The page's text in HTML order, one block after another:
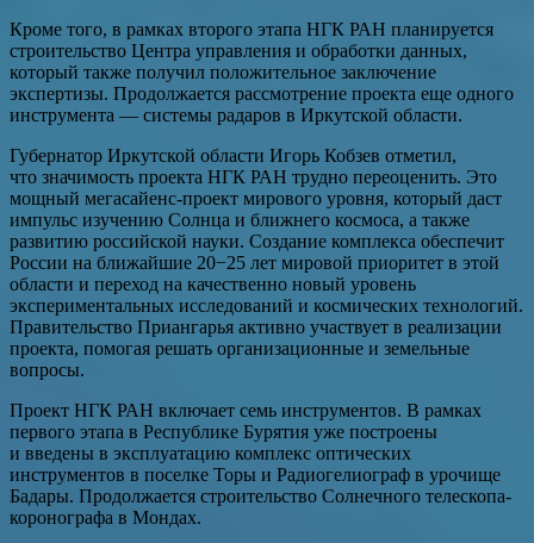
Кроме того, в рамках второго этапа НГК РАН планируется
строительство Центра управления и обработки данных,
который также получил положительное заключение
экспертизы. Продолжается рассмотрение проекта еще одного
инструмента — системы радаров в Иркутской области.
Губернатор Иркутской области Игорь Кобзев отметил,
что значимость проекта НГК РАН трудно переоценить. Это
мощный мегасайенс-проект мирового уровня, который даст
импульс изучению Солнца и ближнего космоса, а также
развитию российской науки. Создание комплекса обеспечит
России на ближайшие 20−25 лет мировой приоритет в этой
области и переход на качественно новый уровень
экспериментальных исследований и космических технологий.
Правительство Приангарья активно участвует в реализации
проекта, помогая решать организационные и земельные
вопросы.
Проект НГК РАН включает семь инструментов. В рамках
первого этапа в Республике Бурятия уже построены
и введены в эксплуатацию комплекс оптических
инструментов в поселке Торы и Радиогелиограф в урочище
Бадары. Продолжается строительство Солнечного телескопа-
коронографа в Мондах.